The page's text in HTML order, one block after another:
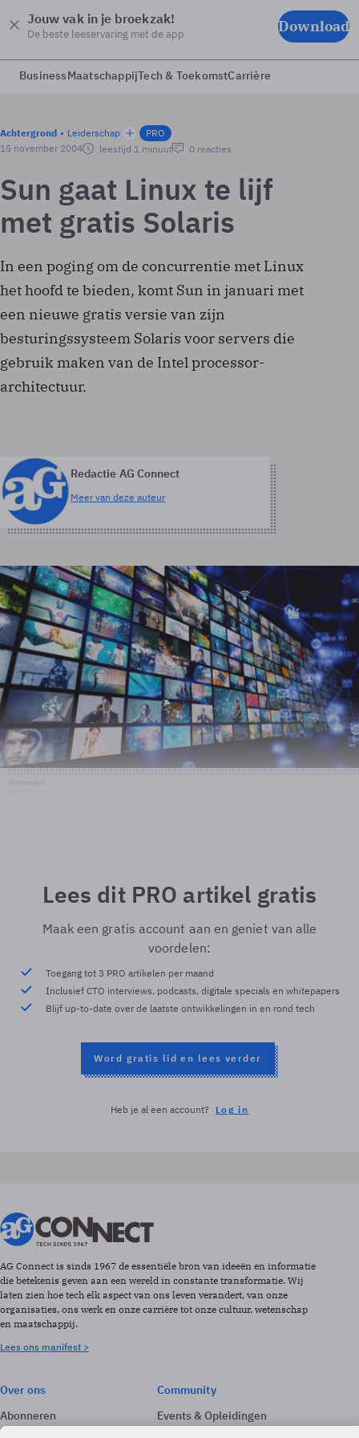
Jouw vak in je broekzak!
De beste leeservaring met de app Download
BusinessMaatschappijTech & ToekomstCarrière
Achtergrond Leiderschap
PRO
15 november 2004
leestijd 1 minuut 0 reacties
Sun gaat Linux te lijf
met gratis Solaris
In een poging om de concurrentie met Linux
het hoofd te bieden, komt Sun in januari met
een nieuwe gratis versie van zijn
besturingssysteem Solaris voor servers die
gebruik maken van de Intel processor-
architectuur.
Redactie AG Connect
Meer van deze auteur
Lees dit PRO artikel gratis
Maak een gratis account aan en geniet van alle
voordelen:
Toegang tot 3 PRO artikelen per maand
Inclusief CTO interviews, podcasts, digitale specials en whitepapers
Blijf up-to-date over de laatste ontwikkelingen in en rond tech
Word gratis lid en lees verder
Heb je al een account? Log in
AG Connect is sinds 1967 de essentiële bron van ideeën en informatie
die betekenis geven aan een wereld in constante transformatie. Wij
laten zien hoe tech elk aspect van ons leven verandert, van onze
organisaties, ons werk en onze carrière tot onze cultuur, wetenschap
en maatschappij.
Lees ons manifest >
Over ons
Abonneren
Adverteren
Community
Events & Opleidingen